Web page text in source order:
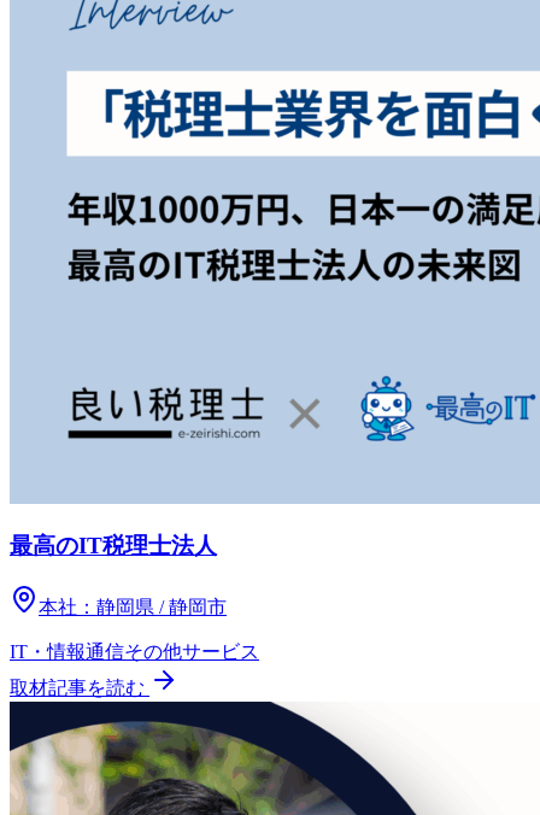
最高のIT税理士法人
本社： 静岡県 / 静岡市
IT・情報通信その他サービス
取材記事を読む